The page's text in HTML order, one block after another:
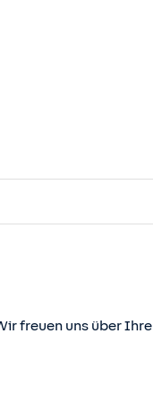
freuen uns über Ihre